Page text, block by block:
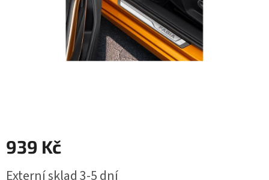
939 Kč
Externí sklad 3-5 dní